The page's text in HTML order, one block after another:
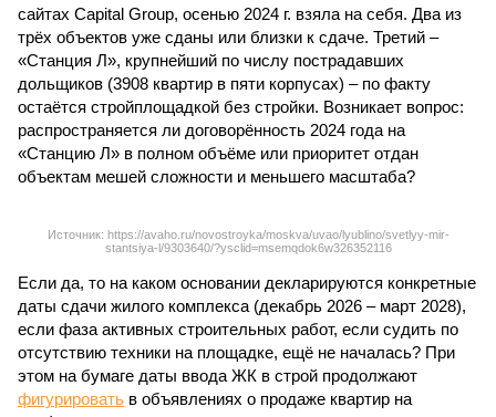
сайтах Capital Group, осенью 2024 г. взяла на себя. Два из
трёх объектов уже сданы или близки к сдаче. Третий –
«Станция Л», крупнейший по числу пострадавших
дольщиков (3908 квартир в пяти корпусах) – по факту
остаётся стройплощадкой без стройки. Возникает вопрос:
распространяется ли договорённость 2024 года на
«Станцию Л» в полном объёме или приоритет отдан
объектам мешей сложности и меньшего масштаба?
Источник: https://avaho.ru/novostroyka/moskva/uvao/lyublino/svetlyy-mir-
stantsiya-l/9303640/?ysclid=msemqdok6w326352116
Если да, то на каком основании декларируются конкретные
даты сдачи жилого комплекса (декабрь 2026 – март 2028),
если фаза активных строительных работ, если судить по
отсутствию техники на площадке, ещё не началась? При
этом на бумаге даты ввода ЖК в строй продолжают
фигурировать в объявлениях о продаже квартир на